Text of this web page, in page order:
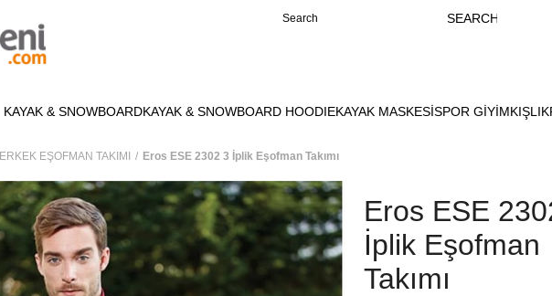
KAYAK & SNOWBOARDKAYAK & SNOWBOARD HOODIEKAYAK MASKESİSPOR GİYİMKIŞLIK
ERKEK EŞOFMAN TAKIMI Eros ESE 2302 3 İplik Eşofman Takımı
Eros ESE
İplik Eşofman
Takımı